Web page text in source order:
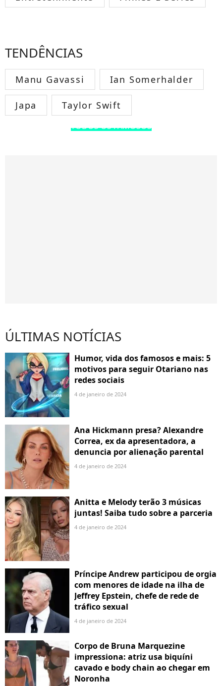
TENDÊNCIAS
Manu Gavassi Ian Somerhalder
Japa Taylor Swift
TODOS OS FAMOSOS
ÚLTIMAS NOTÍCIAS
Humor, vida dos famosos e mais: 5
motivos para seguir Otariano nas
redes sociais
4 de janeiro de 2024
Ana Hickmann presa? Alexandre
Correa, ex da apresentadora, a
denuncia por alienação parental
4 de janeiro de 2024
Anitta e Melody terão 3 músicas
juntas! Saiba tudo sobre a parceria
4 de janeiro de 2024
Príncipe Andrew participou de orgia
com menores de idade na ilha de
Jeffrey Epstein, chefe de rede de
tráfico sexual
4 de janeiro de 2024
Corpo de Bruna Marquezine
impressiona: atriz usa biquíni
cavado e body chain ao chegar em
Noronha